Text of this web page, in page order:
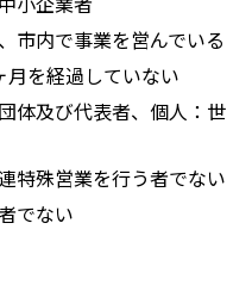
市内で事業を営んでいる
を経過していない
体及び代表者、個人：世
特殊営業を行う者でない
でない